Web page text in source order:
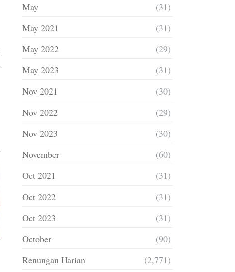
May
(31)
May 2021
(31)
May 2022
(29)
May 2023
(31)
Nov 2021
(30)
Nov 2022
(29)
Nov 2023
(30)
November
(60)
Oct 2021
(31)
Oct 2022
(31)
Oct 2023
(31)
October
(90)
Renungan Harian
(2,771)